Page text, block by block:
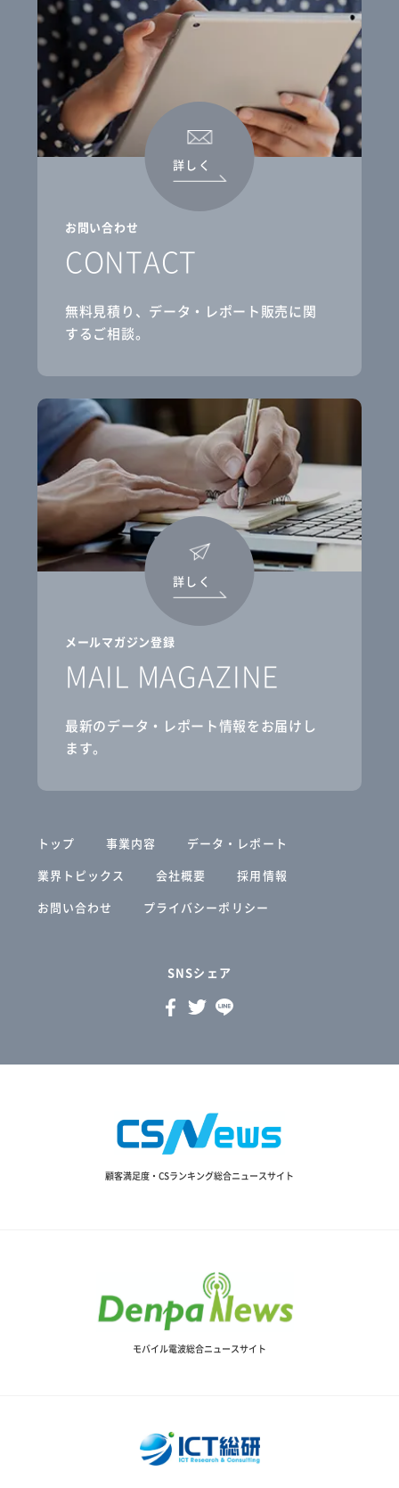
お問い合わせ
CONTACT
無料見積り、データ・レポート販売に関
するご相談。
詳しく
メールマガジン登録
MAIL MAGAZINE
最新のデータ・レポート情報をお届けし
ます。
詳しく
トップ 事業内容
データ・レポート
業界トピックス
会社概要
採用情報
お問い合わせ
プライバシーポリシー
SNSシェア
顧客満足度・CSランキング総合ニュースサイト
モバイル電波総合ニュースサイト